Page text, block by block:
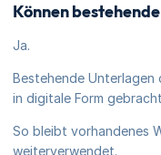
Können
Ja.
Bestehende Unterlagen
in digitale Form
So bleibt vorhandenes
weiterverwendet.